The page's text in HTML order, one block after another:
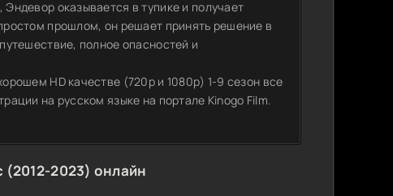
оказывается в тупике и получает
прошлом, он решает принять решение в
полное опасностей и
HD качестве (720p и 1080p) 1-9 сезон все
на русском языке на портале Kinogo Film.
2023) онлайн